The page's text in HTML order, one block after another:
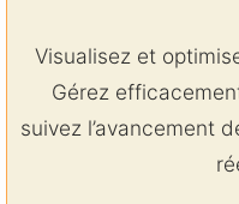
Visualisez et
Gérez
suivez l’avancement